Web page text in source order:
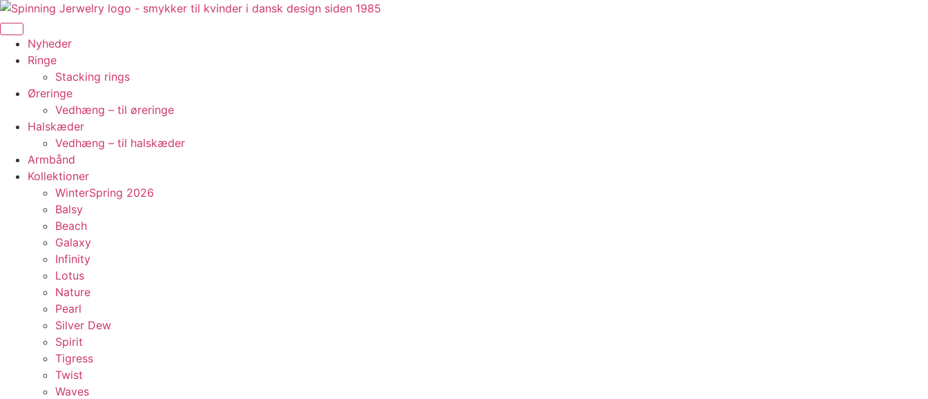
Videre
til
indholdNyheder
Ringe
Stacking rings
Øreringe
Vedhæng – til øreringe
Halskæder
Vedhæng – til halskæder
Armbånd
Kollektioner
WinterSpring 2026
Balsy
Beach
Galaxy
Infinity
Lotus
Nature
Pearl
Silver Dew
Spirit
Tigress
Twist
Waves